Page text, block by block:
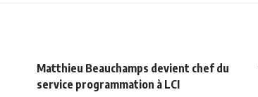
Matthieu Beauchamps devient chef du
service programmation à LCI